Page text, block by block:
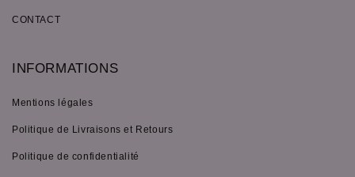
CONTACT
INFORMATIONS
Mentions légales
Politique de Livraisons et Retours
Politique de confidentialité